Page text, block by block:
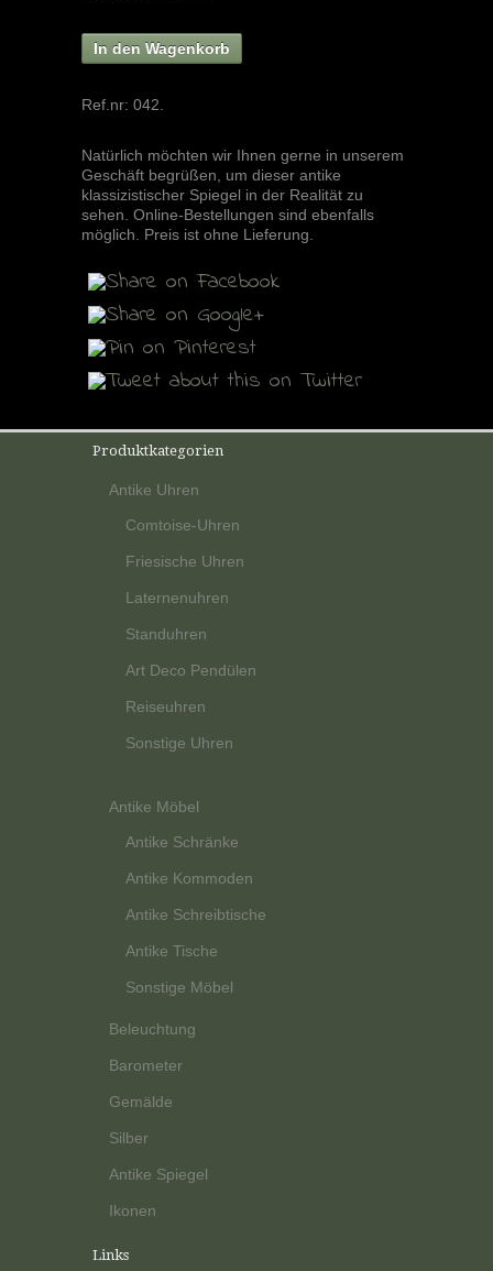
In den Wagenkorb
Ref.nr: 042
Natürlich möchten wir Ihnen gerne in unserem
Geschäft begrüßen, um dieser antike
klassizistischer Spiegel in der Realität zu
sehen. Online-Bestellungen sind ebenfalls
möglich. Preis ist ohne Lieferung.
Produktkategorien
Antike Uhren
Comtoise-Uhren
Friesische Uhren
Laternenuhren
Standuhren
Art Deco Pendülen
Reiseuhren
Sonstige Uhren
Antike Möbel
Antike Schränke
Antike Kommoden
Antike Schreibtische
Antike Tische
Sonstige Möbel
Beleuchtung
Barometer
Gemälde
Silber
Antike Spiegel
Ikonen
Links